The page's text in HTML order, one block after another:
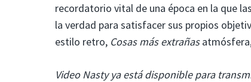
recordatorio vital de una época en la que
la verdad para satisfacer sus propios
estilo retro, Cosas más extrañasatmósfera,
Video Nasty ya está disponible para